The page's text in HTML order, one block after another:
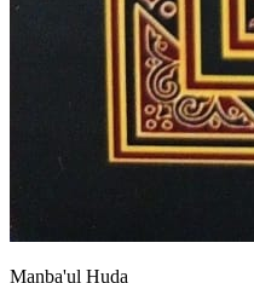
Manba'ul Huda